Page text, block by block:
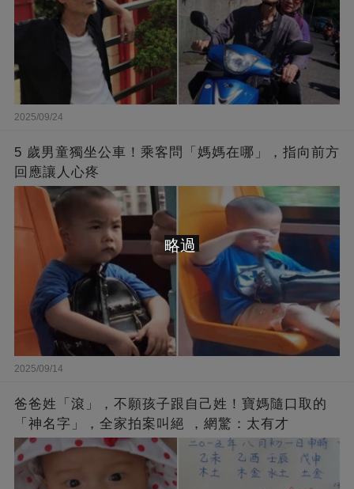
2025/09/24
5 歲男童獨坐公車！乘客問「媽媽在哪」，指向前方
回應讓人心疼
2025/09/14
爸爸姓「滾」，不願孩子跟自己姓！寶媽隨口取的
「神名字」，全家拍案叫絕 ，網驚：太有才
略過